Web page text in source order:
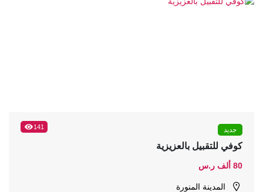
141 جديد
كوفي للتقبيل بالعزيزية
80 ألف ر.س
المدينة المنورة